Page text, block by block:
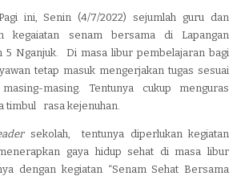
ini, Senin (4/7/2022) sejumlah guru dan
kegaiatan senam bersama di Lapangan
5 Nganjuk. Di masa libur pembelajaran bagi
tetap masuk mengerjakan tugas sesuai
masing. Tentunya cukup menguras
timbul rasa kejenuhan.
sekolah, tentunya diperlukan kegiatan
gaya hidup sehat di masa libur
dengan kegiatan “Senam Sehat Bersama